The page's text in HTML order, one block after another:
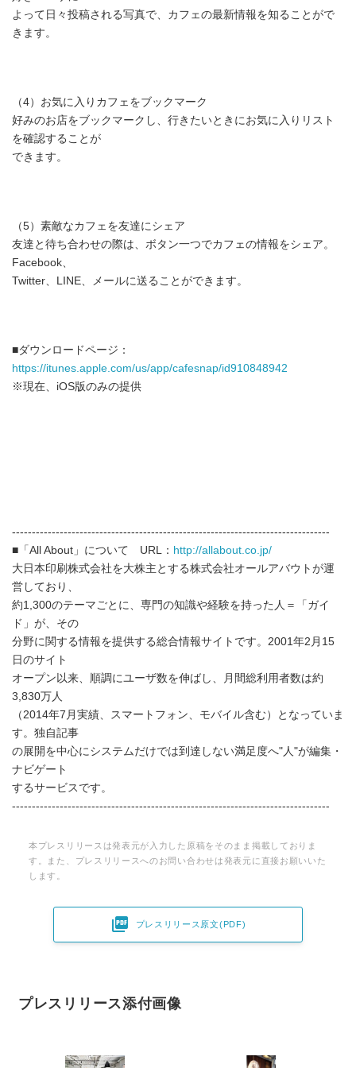
よって日々投稿される写真で、カフェの最新情報を知ることがで
きます。
（4）お気に入りカフェをブックマーク
好みのお店をブックマークし、行きたいときにお気に入りリスト
を確認することが
できます。
（5）素敵なカフェを友達にシェア
友達と待ち合わせの際は、ボタン一つでカフェの情報をシェア。
Facebook、
Twitter、LINE、メールに送ることができます。
■ダウンロードページ：
https://itunes.apple.com/us/app/cafesnap/id910848942
※現在、iOS版のみの提供
--------------------------------------------------------------------------------
■「All About」について URL： http://allabout.co.jp/
大日本印刷株式会社を大株主とする株式会社オールアバウトが運
営しており、
約1,300のテーマごとに、専門の知識や経験を持った人＝「ガイ
ド」が、その
分野に関する情報を提供する総合情報サイトです。2001年2月15
日のサイト
オープン以来、順調にユーザ数を伸ばし、月間総利用者数は約
3,830万人
（2014年7月実績、スマートフォン、モバイル含む）となっていま
す。独自記事
の展開を中心にシステムだけでは到達しない満足度へ"人"が編集・
ナビゲート
するサービスです。
--------------------------------------------------------------------------------
本プレスリリースは発表元が入力した原稿をそのまま掲載しておりま
す。また、プレスリリースへのお問い合わせは発表元に直接お願いいた
します。
 プレスリリース原文(PDF)
プレスリリース添付画像